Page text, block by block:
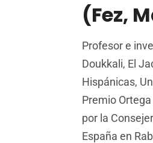
(Fez,
Profesor e
Doukkali, El
Hispánicas,
Premio
por la
España en